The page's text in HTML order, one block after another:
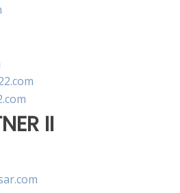
II